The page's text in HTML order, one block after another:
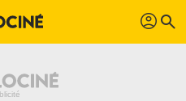
profil search